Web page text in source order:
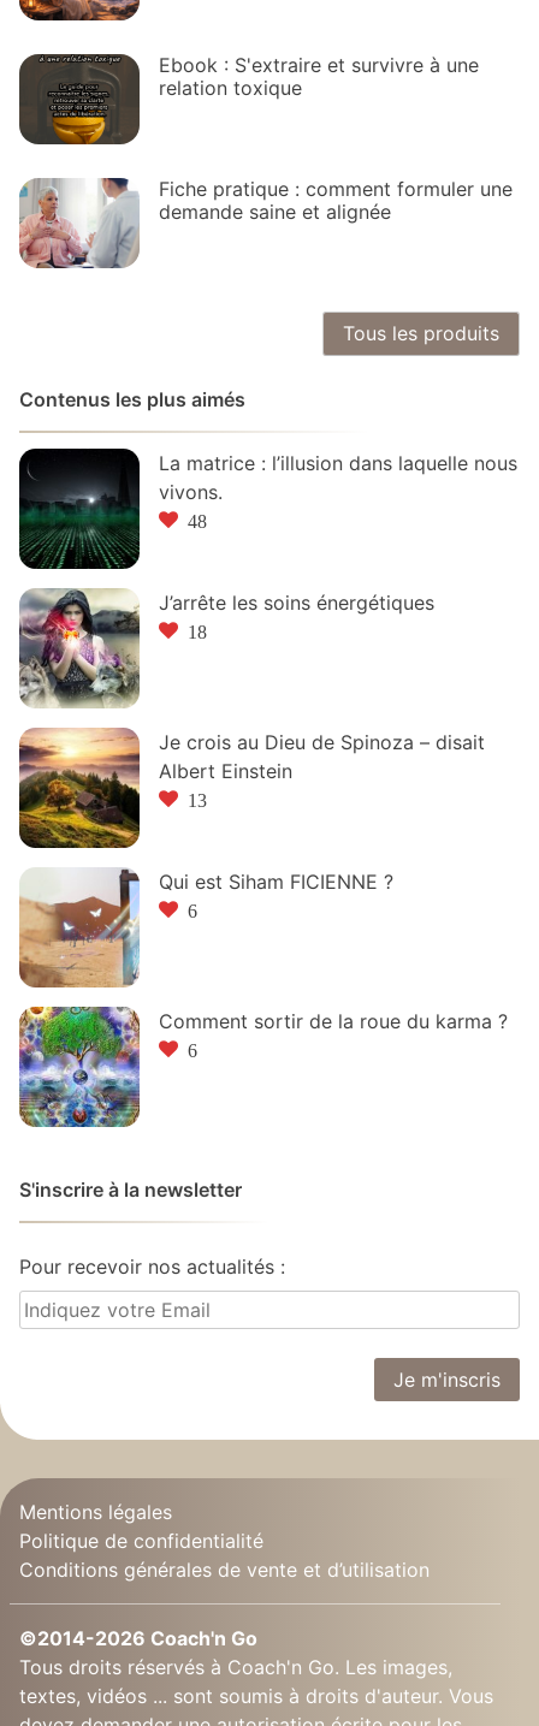
Ebook : S'extraire et survivre à une
relation toxique
Fiche pratique : comment formuler une
demande saine et alignée
Tous les produits
Contenus les plus aimés
La matrice : l’illusion dans laquelle nous
vivons.
48
J’arrête les soins énergétiques
18
Je crois au Dieu de Spinoza – disait
Albert Einstein
13
Qui est Siham FICIENNE ?
6
Comment sortir de la roue du karma ?
6
S'inscrire à la newsletter
Pour recevoir nos actualités :
Mentions légales
Politique de confidentialité
Conditions générales de vente et d’utilisation
©2014-2026 Coach'n Go
Tous droits réservés à Coach'n Go. Les images,
textes, vidéos ... sont soumis à droits d'auteur. Vous